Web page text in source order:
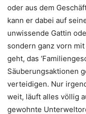
oder aus dem
kann er dabei auf
unwissende Gattin
sondern ganz vorn
geht, das
Säuberungsaktionen
verteidigen. Nur
weit, läuft alles völlig
gewohnte